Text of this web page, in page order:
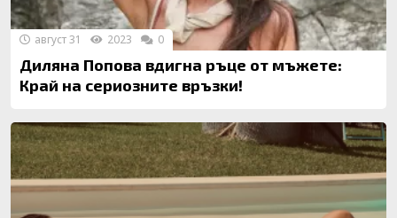
Диляна Попова вдигна ръце от мъжете:
Край на сериозните връзки!
август 31 2023 0